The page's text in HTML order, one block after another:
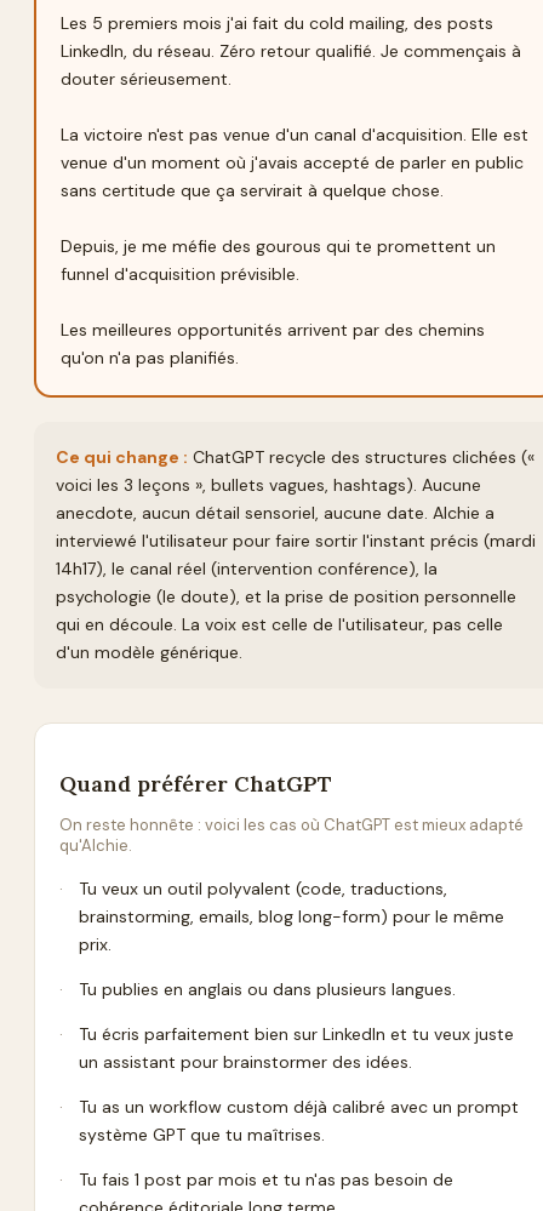
Les 5 premiers mois j'ai fait du cold mailing, des posts
LinkedIn, du réseau. Zéro retour qualifié. Je commençais à
douter sérieusement.
La victoire n'est pas venue d'un canal d'acquisition. Elle est
venue d'un moment où j'avais accepté de parler en public
sans certitude que ça servirait à quelque chose.
Depuis, je me méfie des gourous qui te promettent un
funnel d'acquisition prévisible.
Les meilleures opportunités arrivent par des chemins
qu'on n'a pas planifiés.
Ce qui change : ChatGPT recycle des structures clichées («
voici les 3 leçons », bullets vagues, hashtags). Aucune
anecdote, aucun détail sensoriel, aucune date. Alchie a
interviewé l'utilisateur pour faire sortir l'instant précis (mardi
14h17), le canal réel (intervention conférence), la
psychologie (le doute), et la prise de position personnelle
qui en découle. La voix est celle de l'utilisateur, pas celle
d'un modèle générique.
Quand préférer ChatGPT
On reste honnête : voici les cas où ChatGPT est mieux adapté
qu'Alchie.
·
Tu veux un outil polyvalent (code, traductions,
brainstorming, emails, blog long-form) pour le même
prix.
· Tu publies en anglais ou dans plusieurs langues.
·
Tu écris parfaitement bien sur LinkedIn et tu veux juste
un assistant pour brainstormer des idées.
·
Tu as un workflow custom déjà calibré avec un prompt
système GPT que tu maîtrises.
·
Tu fais 1 post par mois et tu n'as pas besoin de